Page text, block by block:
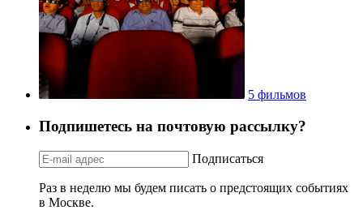
5 фильмов
Подпишетесь на почтовую рассылку?
Подписаться
Раз в неделю мы будем писать о предстоящих событиях
в Москве.